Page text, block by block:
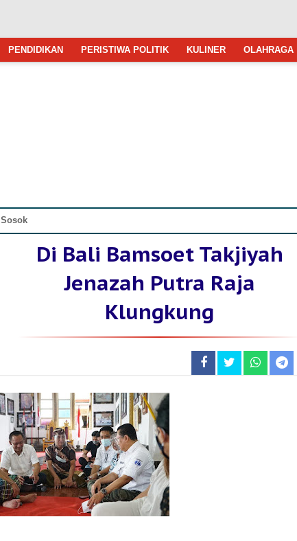
PENDIDIKAN PERISTIWA POLITIK KULINER OLAHRAGA
Sosok
Di Bali Bamsoet Takjiyah
Jenazah Putra Raja
Klungkung